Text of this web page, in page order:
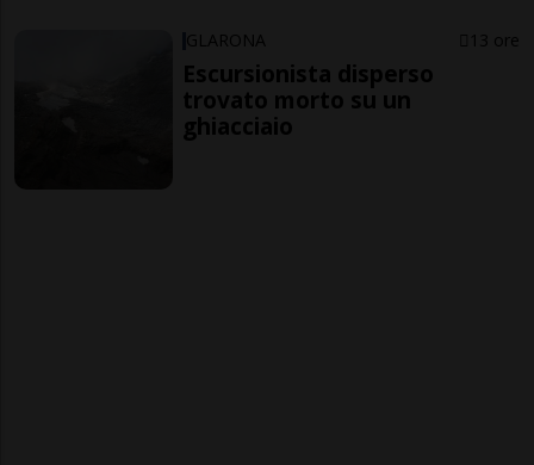
GLARONA 13 ore
Escursionista disperso
trovato morto su un
ghiacciaio